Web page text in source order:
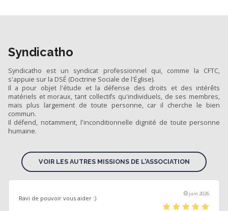
Syndicatho
Syndicatho est un syndicat professionnel qui, comme la CFTC,
s'appuie sur la DSÉ (Doctrine Sociale de l'Église).
Il a pour objet l'étude et la défense des droits et des intérêts
matériels et moraux, tant collectifs qu'individuels, de ses membres,
mais plus largement de toute personne, car il cherche le bien
commun.
Il défend, notamment, l'inconditionnelle dignité de toute personne
humaine.
VOIR LES AUTRES MISSIONS DE L'ASSOCIATION
juin 2026
Ravi de pouvoir vous aider :)
(*)(*)(*)(*)(*)